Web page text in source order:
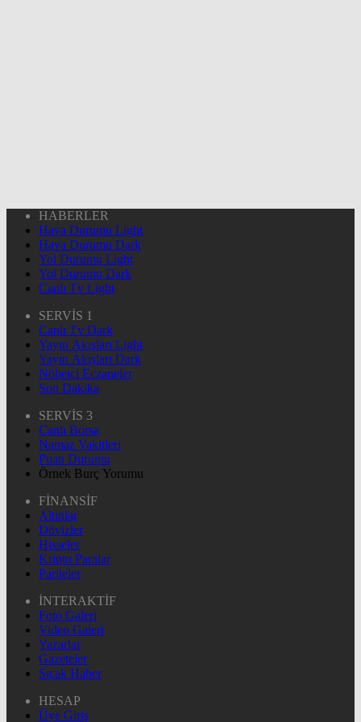
HABERLER
Hava Durumu Light
Hava Durumu Dark
Yol Durumu Light
Yol Durumu Dark
Canlı Tv Light
SERVİS 1
Canlı Tv Dark
Yayın Akışları Light
Yayın Akışları Dark
Nöbetçi Eczaneler
Son Dakika
SERVİS 3
Canlı Borsa
Namaz Vakitleri
Puan Durumu
Örnek Burç Yorumu
FİNANSİF
Altınlar
Dövizler
Hisseler
Kripto Paralar
Pariteler
İNTERAKTİF
Foto Galeri
Video Galeri
Yazarlar
Gazeteler
Sıcak Haber
HESAP
Üye Giriş